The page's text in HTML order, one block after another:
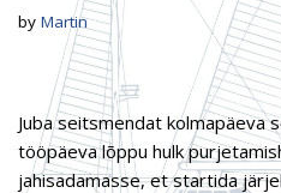
by Martin
Juba seitsmendat kolmapäeva
tööpäeva lõppu hulk
jahisadamasse, et startida